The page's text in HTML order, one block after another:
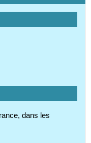
dans les